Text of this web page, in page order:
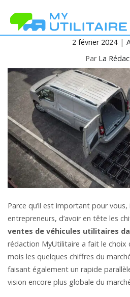
contenu
Toute l’actualité des véhicules
2 février 2024
Par La
Parce qu’il est important pour
entrepreneurs, d’avoir en tête les
ventes de véhicules utilitaires
rédaction MyUtilitaire a fait le choix
mois les quelques chiffres du
faisant également un rapide
vision encore plus globale du